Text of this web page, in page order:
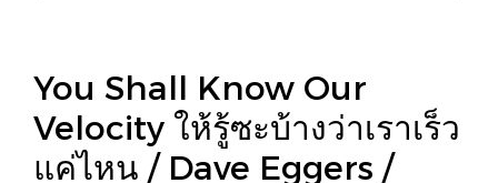
You Shall Know Our
Velocity ให้รู้ซะบ้างว่าเราเร็ว
แค่ไหน / Dave Eggers /